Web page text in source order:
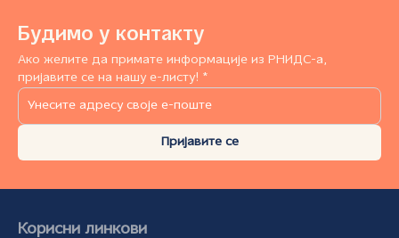
Будимо у контакту
Ако желите да примате информације из РНИДС-а,
пријавите се на нашу е-листу! *
Пријавите се
Корисни линкови